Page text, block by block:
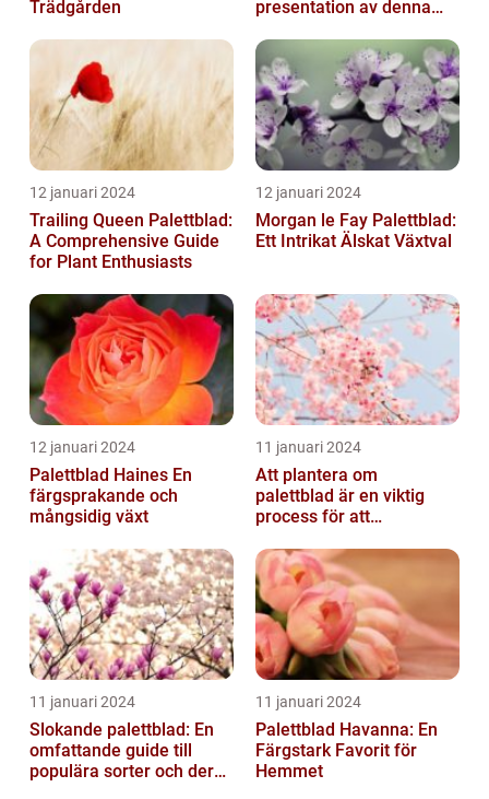
Trädgården
presentation av denna
12 januari 2024
Trailing Queen Palettblad:
A Comprehensive Guide
for Plant Enthusiasts
12 januari 2024
Morgan le Fay Palettblad:
Ett Intrikat Älskat Växtval
12 januari 2024
Palettblad Haines En
färgsprakande och
mångsidig växt
11 januari 2024
Att plantera om
palettblad är en viktig
process för att
överlevnad och tillväxt...
11 januari 2024
Slokande palettblad: En
omfattande guide till
populära sorter och deras
11 januari 2024
Palettblad Havanna: En
Färgstark Favorit för
Hemmet